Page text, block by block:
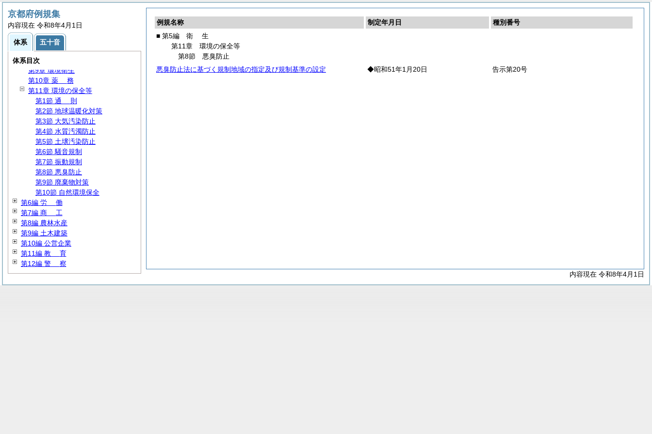
例規名称 制定年月日
種別番号
■ 第5編 衛 生
第11章 環境の保全等
第8節 悪臭防止
悪臭防止法に基づく規制地域の指定及び規制基準の設定
◆昭和51年1月20日 告示第20号
内容現在 令和8年4月1日
京都府例規集
内容現在 令和8年4月1日
体系 五十音
体系目次
第3章 病院事業
第4章削
第5章 医療給付
第6章 予防衛生
第7章 精神保健
第8章 食品衛生
第9章 環境衛生
第10章 薬 務
第11章 環境の保全等
第1節 通 則
第2節 地球温暖化対策
第3節 大気汚染防止
第4節 水質汚濁防止
第5節 土壌汚染防止
第6節 騒音規制
第7節 振動規制
第8節 悪臭防止
第9節 廃棄物対策
第10節 自然環境保全
第6編 労 働
第7編 商 工
第8編 農林水産
第9編 土木建築
第10編 公営企業
第11編 教 育
第12編 警 察